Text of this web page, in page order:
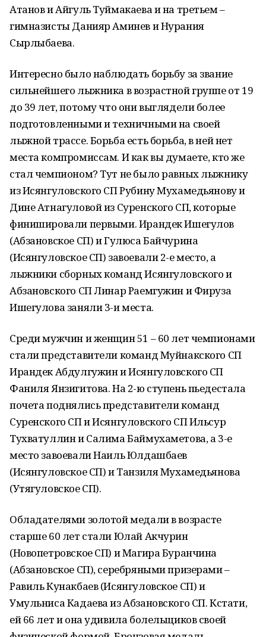
Атанов и Айгуль Туймакаева и на третьем –
гимназисты Данияр Аминев и Нурания
Сырлыбаева.
Интересно было наблюдать борьбу за звание
сильнейшего лыжника в возрастной группе от 19
до 39 лет, потому что они выглядели более
подготовленными и техничными на своей
лыжной трассе. Борьба есть борьба, в ней нет
места компромиссам. И как вы думаете, кто же
стал чемпионом? Тут не было равных лыжнику
из Исянгуловского СП Рубину Мухамедьянову и
Дине Атнагуловой из Суренского СП, которые
финишировали первыми. Ирандек Ишегулов
(Абзановское СП) и Гулюса Байчурина
(Исянгуловское СП) завоевали 2-е место, а
лыжники сборных команд Исянгуловского и
Абзановского СП Линар Раемгужин и Фируза
Ишегулова заняли 3-и места.
Среди мужчин и женщин 51 – 60 лет чемпионами
стали представители команд Муйнакского СП
Ирандек Абдулгужин и Исянгуловского СП
Фаниля Янзигитова. На 2-ю ступень пьедестала
почета поднялись представители команд
Суренского СП и Исянгуловского СП Ильсур
Тухватуллин и Салима Баймухаметова, а 3-е
место завоевали Наиль Юлдашбаев
(Исянгуловское СП) и Танзиля Мухамедьянова
(Утягуловское СП).
Обладателями золотой медали в возрасте
старше 60 лет стали Юлай Акчурин
(Новопетровское СП) и Магира Буранчина
(Абзановское СП), серебряными призерами –
Равиль Кунакбаев (Исянгуловское СП) и
Умульниса Кадаева из Абзановского СП. Кстати,
ей 66 лет и она удивила болельщиков своей